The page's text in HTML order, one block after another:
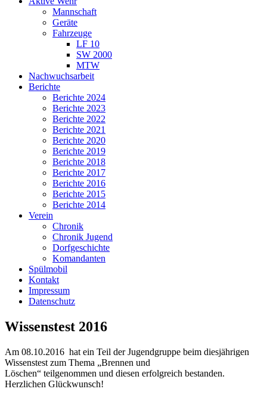
Mannschaft
Geräte
Fahrzeuge
LF 10
SW 2000
MTW
Nachwuchsarbeit
Berichte
Berichte 2024
Berichte 2023
Berichte 2022
Berichte 2021
Berichte 2020
Berichte 2019
Berichte 2018
Berichte 2017
Berichte 2016
Berichte 2015
Berichte 2014
Verein
Chronik
Chronik Jugend
Dorfgeschichte
Komandanten
Spülmobil
Kontakt
Impressum
Datenschutz
Wissenstest 2016
Am 08.10.2016 hat ein Teil der Jugendgruppe beim diesjährigen
Wissenstest zum Thema „Brennen und
Löschen“ teilgenommen und diesen erfolgreich bestanden.
Herzlichen Glückwunsch!